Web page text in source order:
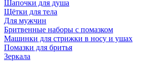
Шапочки для душа
Щётки для тела
Для мужчин
Бритвенные наборы с помазком
Машинки для стрижки в носу и ушах
Помазки для бритья
Зеркала